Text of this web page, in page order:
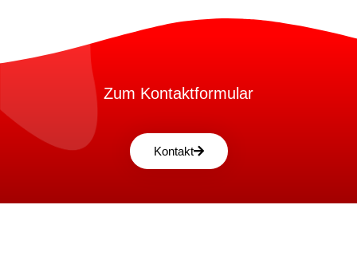
Zum Kontaktformular
Kontakt